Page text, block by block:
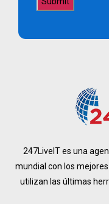
247LiveIT es una
mundial con los
utilizan las últimas